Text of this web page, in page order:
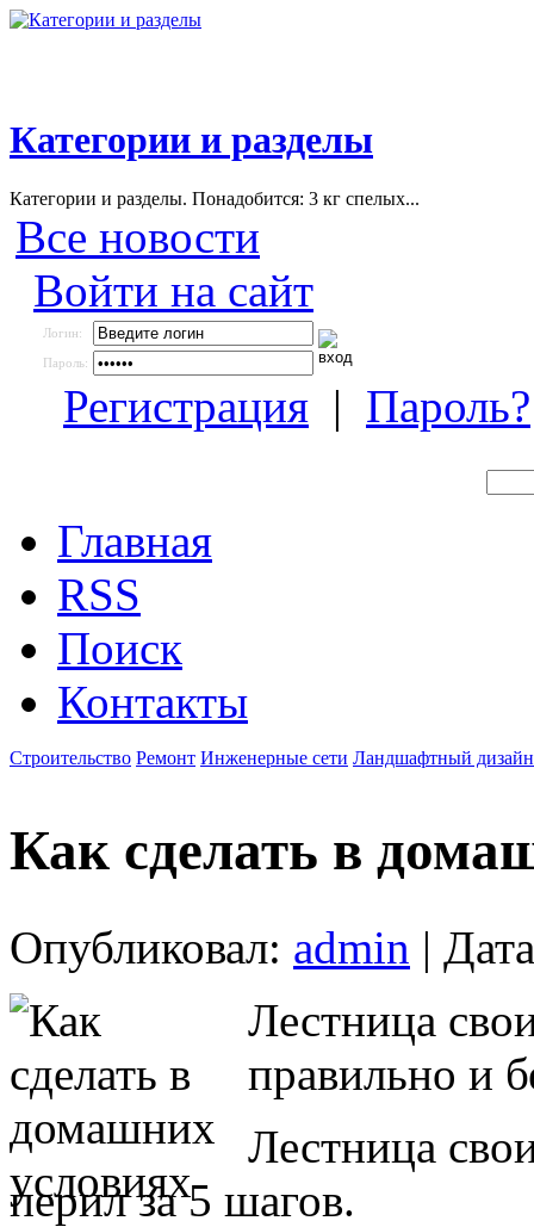
Категории и разделы
Категории и разделы. Понадобится: 3 кг спелых...
Все новости
Войти на сайт
Логин:
Пароль:
Регистрация | Пароль?
Главная
RSS
Поиск
Контакты
Строительство Ремонт Инженерные сети Ландшафтный дизайн
Как сделать в
Опубликовал: admin |
Лестница
правильно и
Лестница
перил за 5 шагов.